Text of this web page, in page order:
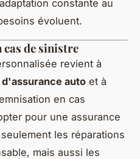
constante au
évoluent.
de sinistre
revient à
auto et à
en cas
pour une assurance
les réparations
mais aussi les